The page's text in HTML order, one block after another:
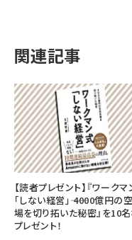
関連記事
【読者プレゼント】『ワークマ
「しない経営」―― 4000億円の
場を切り拓いた秘密』を10
プレゼント！